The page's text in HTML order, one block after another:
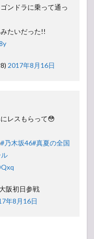
ンドラに乗って通っ
たいだった!!
2017年8月16日
レスもらって😳
#乃木坂46#真夏の全国
阪初日参戦
年8月16日